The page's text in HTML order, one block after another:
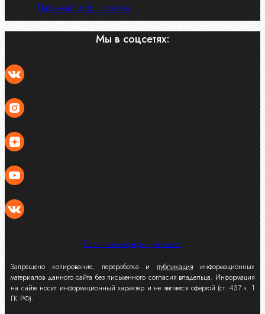
Латунный и бр. крепеж
Мы в соцсетях:
Политика конфиденциальности
Запрещено копирование, переработка и публикация информационных
материалов данного сайта без письменного согласия владельца. Информация
на сайте носит информационный характер и не является офертой (ст. 437 ч. 1
ГК РФ).